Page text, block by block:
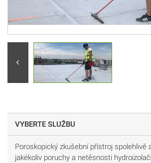
VYBERTE SLUŽBU
Poroskopický zkušební přístroj spolehlivě
jakékoliv poruchy a netěsnosti